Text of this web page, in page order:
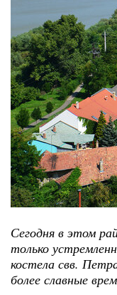
Сегодня в этом
только
костела свв.
более славные